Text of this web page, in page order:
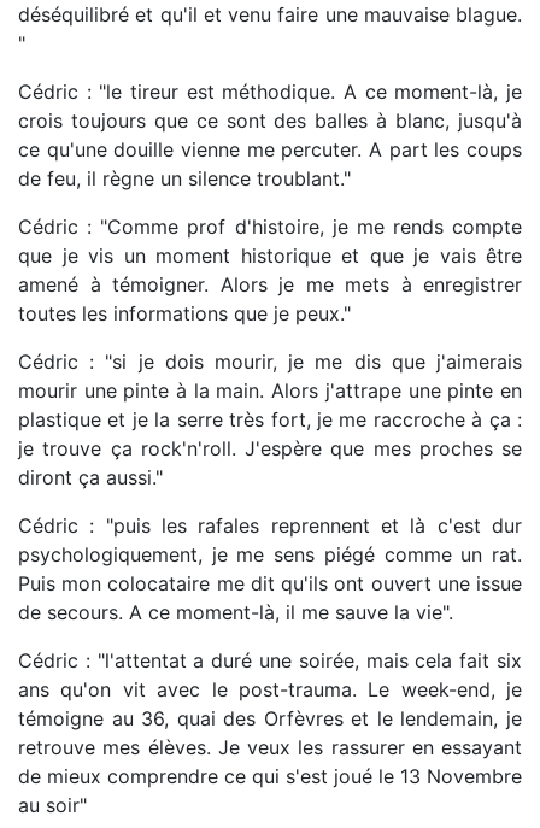
déséquilibré et qu'il et venu faire une mauvaise blague.
"
Cédric : "le tireur est méthodique. A ce moment-là, je
crois toujours que ce sont des balles à blanc, jusqu'à
ce qu'une douille vienne me percuter. A part les coups
de feu, il règne un silence troublant."
Cédric : "Comme prof d'histoire, je me rends compte
que je vis un moment historique et que je vais être
amené à témoigner. Alors je me mets à enregistrer
toutes les informations que je peux."
Cédric : "si je dois mourir, je me dis que j'aimerais
mourir une pinte à la main. Alors j'attrape une pinte en
plastique et je la serre très fort, je me raccroche à ça :
je trouve ça rock'n'roll. J'espère que mes proches se
diront ça aussi."
Cédric : "puis les rafales reprennent et là c'est dur
psychologiquement, je me sens piégé comme un rat.
Puis mon colocataire me dit qu'ils ont ouvert une issue
de secours. A ce moment-là, il me sauve la vie".
Cédric : "l'attentat a duré une soirée, mais cela fait six
ans qu'on vit avec le post-trauma. Le week-end, je
témoigne au 36, quai des Orfèvres et le lendemain, je
retrouve mes élèves. Je veux les rassurer en essayant
de mieux comprendre ce qui s'est joué le 13 Novembre
au soir"